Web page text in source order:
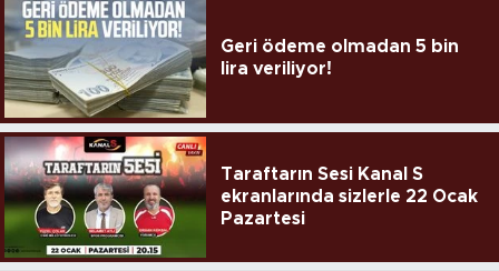
Geri ödeme olmadan 5 bin
lira veriliyor!
Taraftarın Sesi Kanal S
ekranlarında sizlerle 22 Ocak
Pazartesi